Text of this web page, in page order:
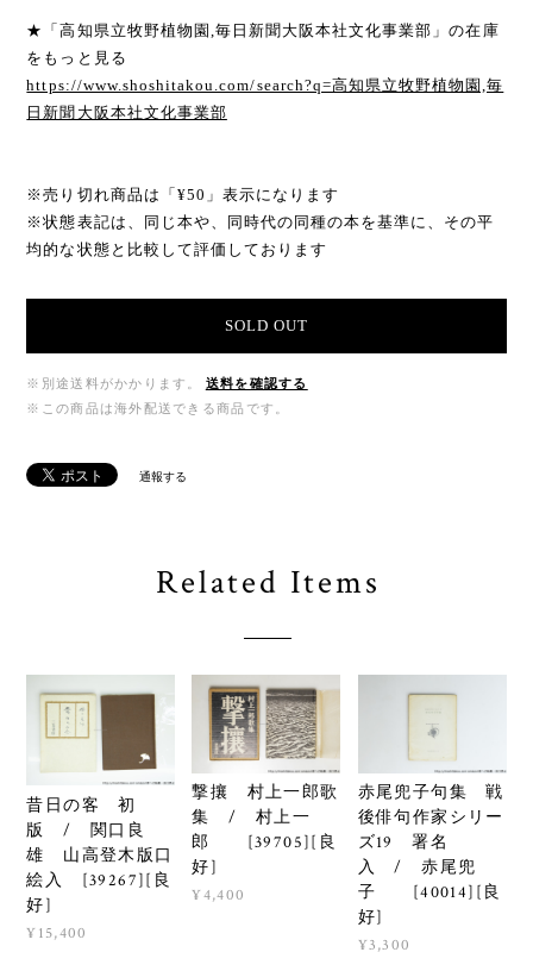
★「高知県立牧野植物園,毎日新聞大阪本社文化事業部」の在庫
をもっと見る
https://www.shoshitakou.com/search?q=高知県立牧野植物園,毎
日新聞大阪本社文化事業部
※売り切れ商品は「¥50」表示になります
※状態表記は、同じ本や、同時代の同種の本を基準に、その平
均的な状態と比較して評価しております
SOLD OUT
※別途送料がかかります。
送料を確認する
※この商品は海外配送できる商品です。
通報する
Related Items
昔日の客 初
版 / 関口良
雄 山高登木版口
絵入 [39267][良
好]
¥15,400
撃攘 村上一郎歌
集 / 村上一
郎 [39705][良
好]
¥4,400
赤尾兜子句集 戦
後俳句作家シリー
ズ19 署名
入 / 赤尾兜
子 [40014][良
好]
¥3,300